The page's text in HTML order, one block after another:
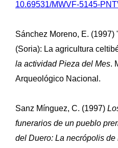
10.69531/MWVF-5145-
Sánchez Moreno, E.
(Soria): La agricultura
la actividad Pieza del Mes.
Arqueológico Nacional.
Sanz Mínguez, C. (1997)
funerarios de un pueblo
del Duero: La necrópolis